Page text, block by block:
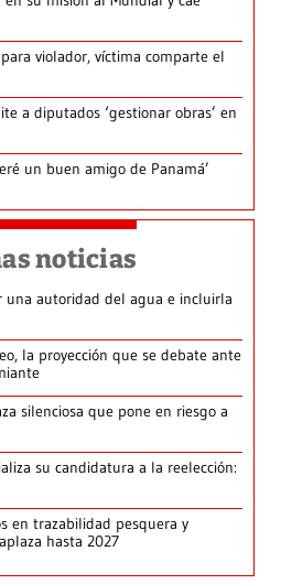
violador, víctima comparte el
a diputados ‘gestionar obras’ en
un buen amigo de Panamá’
noticias
una autoridad del agua e incluirla
la proyección que se debate ante
silenciosa que pone en riesgo a
su candidatura a la reelección:
en trazabilidad pesquera y
hasta 2027